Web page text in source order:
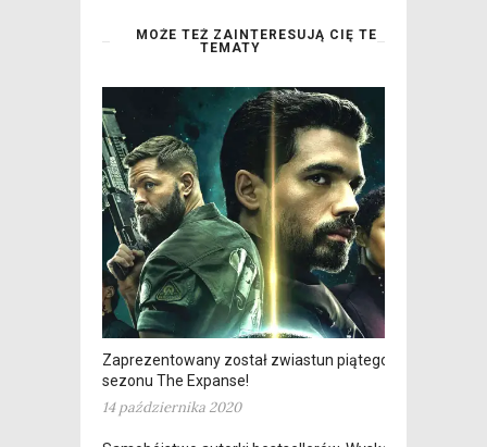
MOŻE TEŻ ZAINTERESUJĄ CIĘ TE
TEMATY
Zaprezentowany został zwiastun piątego
sezonu The Expanse!
14 października 2020